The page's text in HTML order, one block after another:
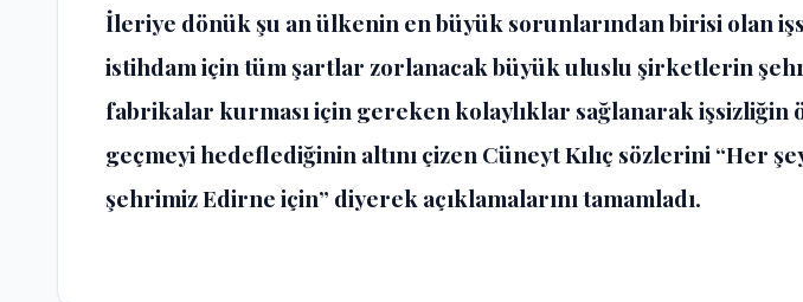
İleriye dönük şu an ülkenin en büyük sorunlarından birisi olan
istihdam için tüm şartlar zorlanacak büyük uluslu şirketlerin
fabrikalar kurması için gereken kolaylıklar sağlanarak işsizliğin
geçmeyi hedeflediğinin altını çizen Cüneyt Kılıç sözlerini “Her
şehrimiz Edirne için” diyerek açıklamalarını tamamladı.